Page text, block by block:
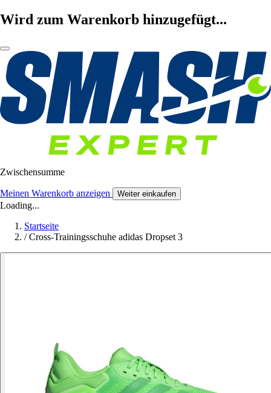
Wird zum Warenkorb hinzugefügt...
Zwischensumme
Meinen Warenkorb anzeigen Weiter einkaufen
Loading...
Startseite
/ Cross-Trainingsschuhe adidas Dropset 3